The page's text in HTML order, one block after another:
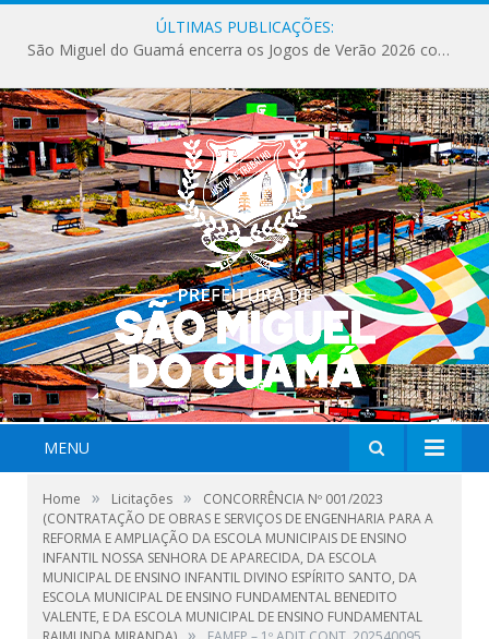
ÚLTIMAS PUBLICAÇÕES:
São Miguel do Guamá encerra os Jogos de Verão 2026 com sucesso de público e competições.
MENU
Home » Licitações »
CONCORRÊNCIA Nº 001/2023
(CONTRATAÇÃO DE OBRAS E SERVIÇOS DE ENGENHARIA PARA A
REFORMA E AMPLIAÇÃO DA ESCOLA MUNICIPAIS DE ENSINO
INFANTIL NOSSA SENHORA DE APARECIDA, DA ESCOLA
MUNICIPAL DE ENSINO INFANTIL DIVINO ESPÍRITO SANTO, DA
ESCOLA MUNICIPAL DE ENSINO FUNDAMENTAL BENEDITO
VALENTE, E DA ESCOLA MUNICIPAL DE ENSINO FUNDAMENTAL